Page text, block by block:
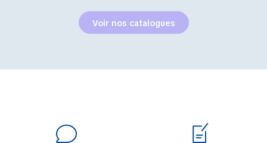
Voir nos catalogues